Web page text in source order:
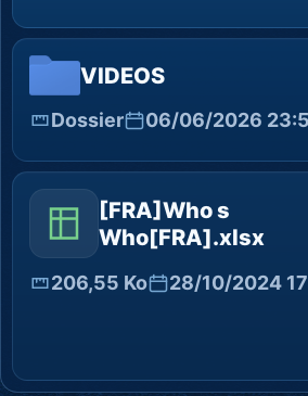
VIDEOS
Dossier 06/06/2026
[FRA]Who s
Who[FRA].xlsx
206,55 Ko 28/10/2024